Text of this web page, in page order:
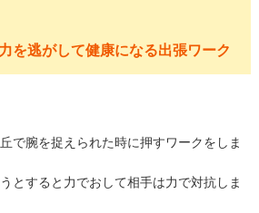
を逃がして健康になる出張ワーク
で腕を捉えられた時に押すワークをしま
とすると力でおして相手は力で対抗しま